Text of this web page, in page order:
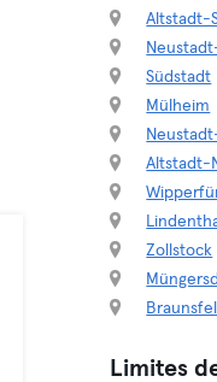
Altstadt-
Südstadt
Mülheim
Altstadt-
Zollstock
Limites